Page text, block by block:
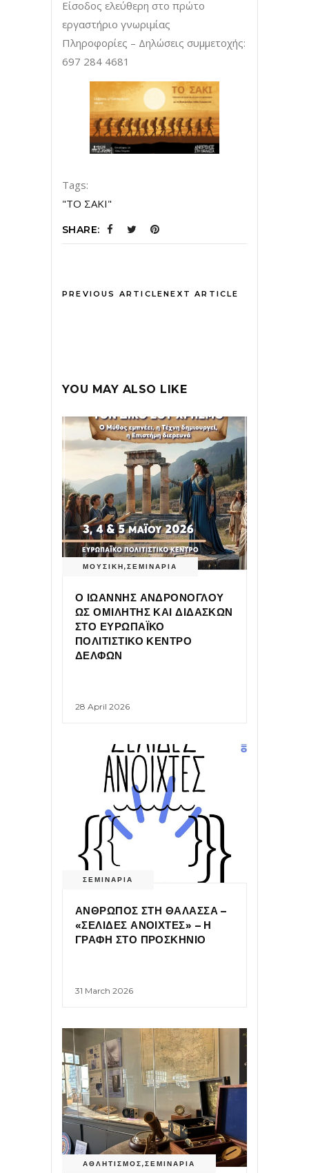
Είσοδος ελεύθερη στο πρώτο
εργαστήριο γνωριμίας
Πληροφορίες – Δηλώσεις συμμετοχής:
697 284 4681
Tags:
"ΤO ΣΑΚΙ"
SHARE:
PREVIOUS ARTICLENEXT ARTICLE
YOU MAY ALSO LIKE
ΜΟΥΣΙΚΗ,ΣΕΜΙΝΑΡΙΑ
Ο ΙΩΑΝΝΗΣ ΑΝΔΡΟΝΟΓΛΟΥ
ΩΣ ΟΜΙΛΗΤΗΣ ΚΑΙ ΔΙΔΑΣΚΩΝ
ΣΤΟ ΕΥΡΩΠΑΪΚΟ
ΠΟΛΙΤΙΣΤΙΚΟ ΚΕΝΤΡΟ
ΔΕΛΦΩΝ
28 April 2026
ΣΕΜΙΝΑΡΙΑ
ΑΝΘΡΩΠΟΣ ΣΤΗ ΘΑΛΑΣΣΑ –
«ΣΕΛΙΔΕΣ ΑΝΟΙΧΤΕΣ» – Η
ΓΡΑΦΗ ΣΤΟ ΠΡΟΣΚΗΝΙΟ
31 March 2026
ΑΘΛΗΤΙΣΜΟΣ,ΣΕΜΙΝΑΡΙΑ